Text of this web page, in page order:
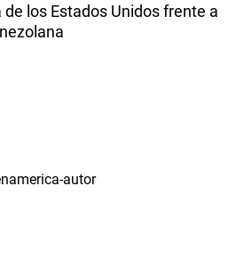
de los Estados Unidos frente a